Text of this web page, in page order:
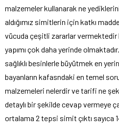
malzemeler kullanarak ne
aldığımız simitlerin için katkı
vücuda çeşitli zararlar vermektedir
yapımı çok daha yerinde
sağlıklı besinlerle büyütmek en
bayanların kafasndaki en temel
malzemeleri nelerdir ve tarifi ne
detaylı bir şekilde cevap vermeye
ortalama 2 tepsi simit çıktı sayıca